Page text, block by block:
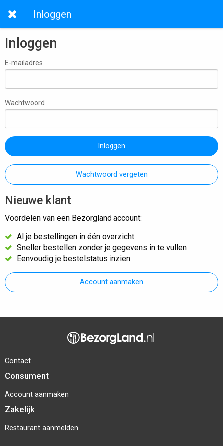
Inloggen
Inloggen
E-mailadres
Wachtwoord
Inloggen
Wachtwoord vergeten
Nieuwe klant
Voordelen van een Bezorgland account:
Al je bestellingen in één overzicht
Sneller bestellen zonder je gegevens in te vullen
Eenvoudig je bestelstatus inzien
Account aanmaken
Contact
Consument
Account aanmaken
Zakelijk
Restaurant aanmelden